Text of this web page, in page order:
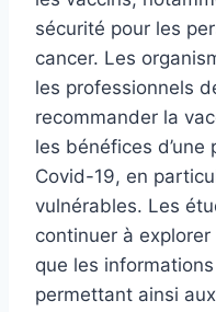
sécurité pour les
cancer. Les
les professionnels
recommander la
les bénéfices
Covid-19, en
vulnérables. Les
continuer à
que les
permettant ainsi